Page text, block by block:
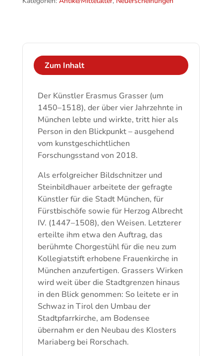
Person
und
Werk
Zum Inhalt
Der Künstler Erasmus Grasser (um
1450–1518), der über vier Jahrzehnte in
München lebte und wirkte, tritt hier als
Person in den Blickpunkt – ausgehend
vom kunstgeschichtlichen
Forschungsstand von 2018.
Als erfolgreicher Bildschnitzer und
Steinbildhauer arbeitete der gefragte
Künstler für die Stadt München, für
Fürstbischöfe sowie für Herzog Albrecht
IV. (1447–1508), den Weisen. Letzterer
erteilte ihm etwa den Auftrag, das
berühmte Chorgestühl für die neu zum
Kollegiatstift erhobene Frauenkirche in
München anzufertigen. Grassers Wirken
wird weit über die Stadtgrenzen hinaus
in den Blick genommen: So leitete er in
Schwaz in Tirol den Umbau der
Stadtpfarrkirche, am Bodensee
übernahm er den Neubau des Klosters
Mariaberg bei Rorschach.